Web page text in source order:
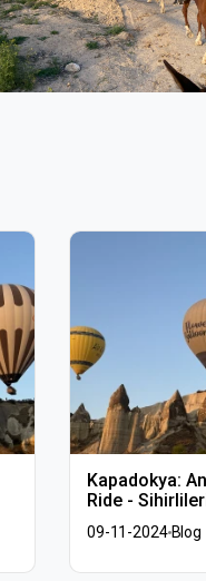
Kapadokya:
Ride -
09-11-2024Blog